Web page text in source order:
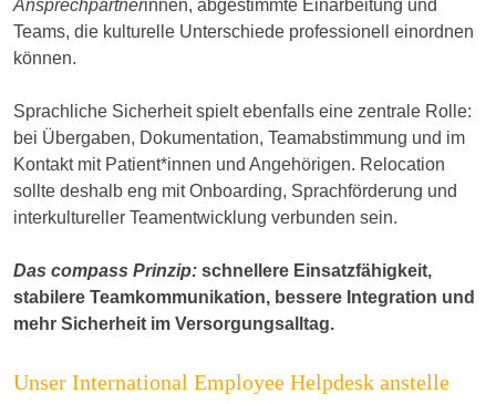
Ansprechpartnerinnen, abgestimmte Einarbeitung und
Teams, die kulturelle Unterschiede professionell einordnen
können.
Sprachliche Sicherheit spielt ebenfalls eine zentrale Rolle:
bei Übergaben, Dokumentation, Teamabstimmung und im
Kontakt mit Patient*innen und Angehörigen. Relocation
sollte deshalb eng mit Onboarding, Sprachförderung und
interkultureller Teamentwicklung verbunden sein.
Das compass Prinzip: schnellere Einsatzfähigkeit,
stabilere Teamkommunikation, bessere Integration und
mehr Sicherheit im Versorgungsalltag.
Unser International Employee Helpdesk anstelle